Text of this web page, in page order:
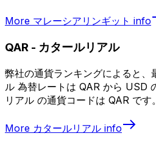
More マレーシアリンギット info
QAR - カタールリアル
弊社の通貨ランキングによると、
ル 為替レートは QAR から USD
More カタールリアル info